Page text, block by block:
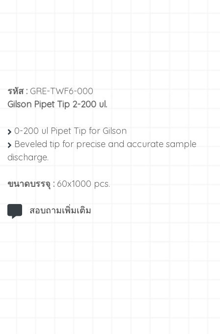
รหัส : GRE-TWF6-000
Gilson Pipet Tip 2-200 ul.
0-200 ul Pipet Tip for Gilson
Beveled tip for precise and accurate sample
discharge.
ขนาดบรรจุ : 60x1000 pcs.
สอบถามเพิ่มเติม